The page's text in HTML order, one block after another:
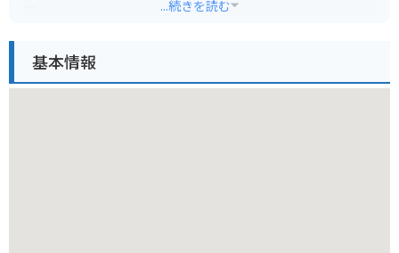
す。園内にはレストランやカフェ、地元の農産物を販売するマ
ーケットもあり、一日を通して楽しむことができます。
...続きを読む
基本情報